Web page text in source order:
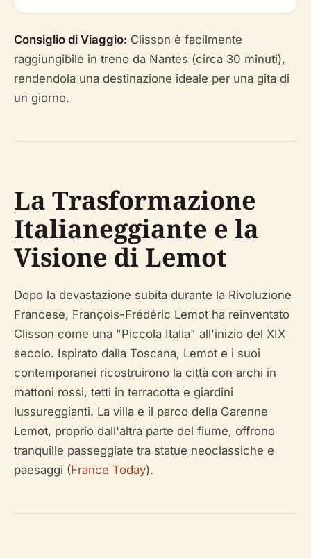
Consiglio di Viaggio: Clisson è facilmente
raggiungibile in treno da Nantes (circa 30 minuti),
rendendola una destinazione ideale per una gita di
un giorno.
La Trasformazione
Italianeggiante e la
Visione di Lemot
Dopo la devastazione subita durante la Rivoluzione
Francese, François-Frédéric Lemot ha reinventato
Clisson come una "Piccola Italia" all'inizio del XIX
secolo. Ispirato dalla Toscana, Lemot e i suoi
contemporanei ricostruirono la città con archi in
mattoni rossi, tetti in terracotta e giardini
lussureggianti. La villa e il parco della Garenne
Lemot, proprio dall'altra parte del fiume, offrono
tranquille passeggiate tra statue neoclassiche e
paesaggi (France Today).